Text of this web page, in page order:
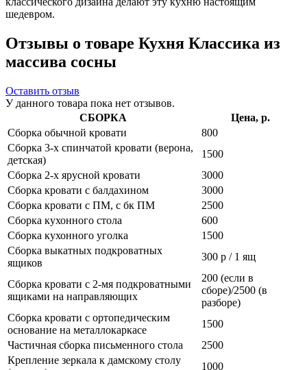
шедевром.
Отзывы о товаре Кухня Классика из
массива сосны
Оставить отзыв
У данного товара пока нет отзывов.
СБОРКА
Цена, р.
Сборка обычной кровати
800
Сборка 3-х спинчатой кровати (верона,
детская)
1500
Сборка 2-х ярусной кровати
3000
Сборка кровати с балдахином
3000
Сборка кровати с ПМ, с бк ПМ
2500
Сборка кухонного стола
600
Сборка кухонного уголка
1500
Сборка выкатных подкроватных
ящиков
300 р / 1 ящ
Сборка кровати с 2-мя подкроватными
ящиками на направляющих
200 (если в
сборе)/2500 (в
разборе)
Сборка кровати с ортопедическим
основание на металлокаркасе
1500
Частичная сборка письменного стола
2500
Крепление зеркала к дамскому столу
1000